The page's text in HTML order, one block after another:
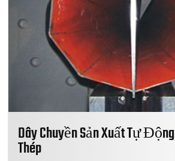
Dây Chuyền Sản Xuất Tự
Thép